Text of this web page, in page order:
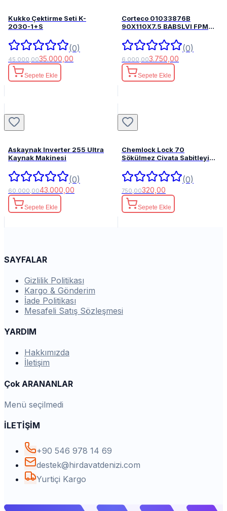
Kukko Çektirme Seti K-
2030-1+S
(0)
45.000,0035.000,00
Sepete Ekle
Corteco 01033876B
90X110X7.5 BABSLVI FPM
(0)
6.000,003.750,00
Sepete Ekle
Askaynak Inverter 255 Ultra
Kaynak Makinesi
(0)
60.000,0043.000,00
Sepete Ekle
Chemlock Lock 70
Sökülmez Civata Sabitleyici
(0)
750,00320,00
Sepete Ekle
SAYFALAR
Gizlilik Politikası
Kargo & Gönderim
İade Politikası
Mesafeli Satış Sözleşmesi
YARDIM
Hakkımızda
İletişim
Çok ARANANLAR
Menü seçilmedi
İLETİŞİM
+90 546 978 14 69
destek@hirdavatdenizi.com
Yurtiçi Kargo